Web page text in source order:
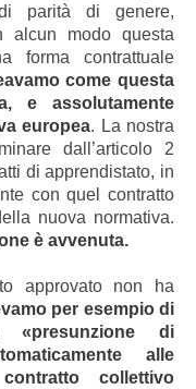
parità di genere,
alcun modo questa
forma contrattuale
come questa
e assolutamente
europea. La nostra
dall’articolo 2
di apprendistato, in
con quel contratto
nuova normativa.
è avvenuta.
approvato non ha
per esempio di
di
alle
collettivo